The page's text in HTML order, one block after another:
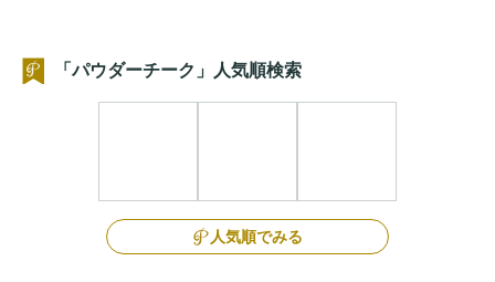
「パウダーチーク」人気順検索
人気順でみる